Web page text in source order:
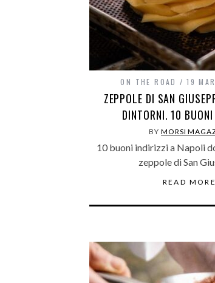
ON THE ROAD 19
ZEPPOLE DI SAN
DINTORNI. 10
BYMORSI
10 buoni indirizzi a Napoli
zeppole di San
READ MORE